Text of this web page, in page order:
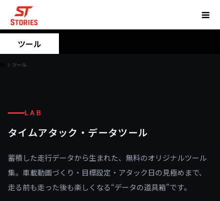
ツール
ツール
LAB
タイムアタック・データツール
蓄積した走行データから生まれた、無料のオリジナルツール
集。車載動画づくり・目標設定・アタック日の見極めまで、
走る前も走った後も楽しくなる“データの道具箱”です。